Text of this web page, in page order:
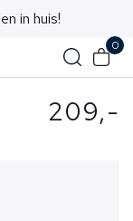
in huis!
0
209,-